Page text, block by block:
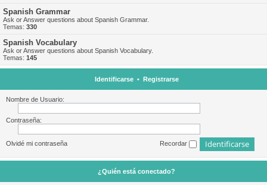
Spanish Grammar
Ask or Answer questions about Spanish Grammar.
Temas: 330
Spanish Vocabulary
Ask or Answer questions about Spanish Vocabulary.
Temas: 145
Identificarse• Registrarse
Nombre de Usuario:
Contraseña:
Olvidé mi contraseña Recordar
¿Quién está conectado?